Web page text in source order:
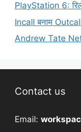
PlayStation 6:
Incall बनाम
Andrew Tate
Contact us
Email: